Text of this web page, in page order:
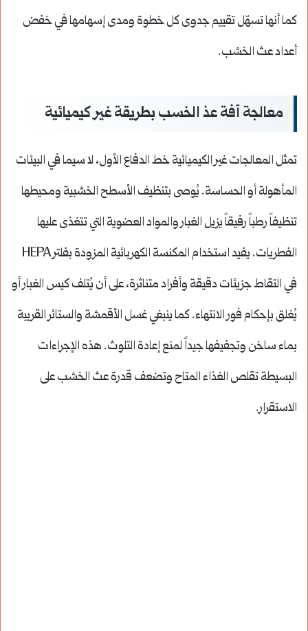
كما أنها تسهّل تقييم جدوى كل خطوة ومدى إسهامها في خفض
أعداد عث الخشب.
معالجة آفة عذ الخسب بطريقة غير كيميائية
تمثل المعالجات غير الكيميائية خط الدفاع الأول، لا سيما في البيئات
المأهولة أو الحساسة. يُوصى بتنظيف الأسطح الخشبية ومحيطها
تنظيفاً رطباً رفيقاً يزيل الغبار والمواد العضوية التي تتغذى عليها
الفطريات. يفيد استخدام المكنسة الكهربائية المزودة بفلتر HEPA
في التقاط جزيئات دقيقة وأفراد متناثرة، على أن يُتلف كيس الغبار أو
يُغلق بإحكام فور الانتهاء. كما ينبغي غسل الأقمشة والستائر القريبة
بماء ساخن وتجفيفها جيداً لمنع إعادة التلوث. هذه الإجراءات
البسيطة تقلص الغذاء المتاح وتضعف قدرة عث الخشب على
الاستقرار.